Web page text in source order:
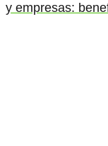
y empresas: